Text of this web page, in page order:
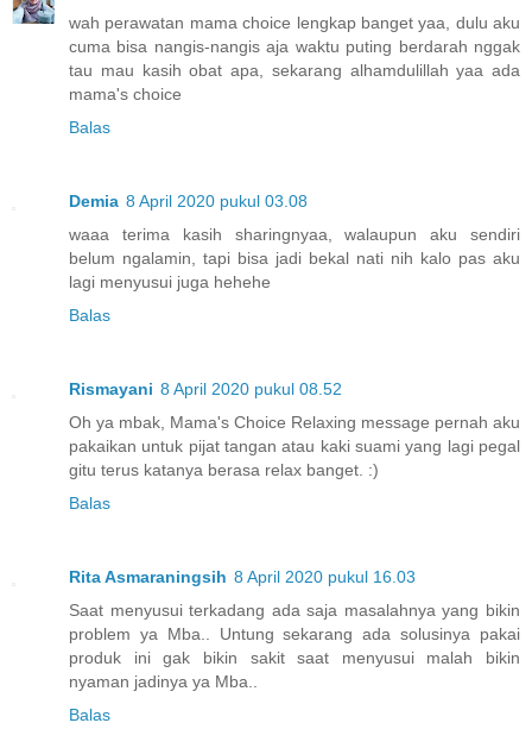
wah perawatan mama choice lengkap banget yaa, dulu aku
cuma bisa nangis-nangis aja waktu puting berdarah nggak
tau mau kasih obat apa, sekarang alhamdulillah yaa ada
mama's choice
Balas
Demia 8 April 2020 pukul 03.08
waaa terima kasih sharingnyaa, walaupun aku sendiri
belum ngalamin, tapi bisa jadi bekal nati nih kalo pas aku
lagi menyusui juga hehehe
Balas
Rismayani 8 April 2020 pukul 08.52
Oh ya mbak, Mama's Choice Relaxing message pernah aku
pakaikan untuk pijat tangan atau kaki suami yang lagi pegal
gitu terus katanya berasa relax banget. :)
Balas
Rita Asmaraningsih 8 April 2020 pukul 16.03
Saat menyusui terkadang ada saja masalahnya yang bikin
problem ya Mba.. Untung sekarang ada solusinya pakai
produk ini gak bikin sakit saat menyusui malah bikin
nyaman jadinya ya Mba..
Balas